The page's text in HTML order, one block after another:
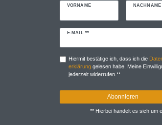
VORNAME NACHNAME
E-MAIL **
Newsletter
Hiermit bestätige ich, dass ich die
erklärunggelesen habe. Meine
jederzeit widerrufen.**
Abonnieren
** Hierbei handelt es sich um